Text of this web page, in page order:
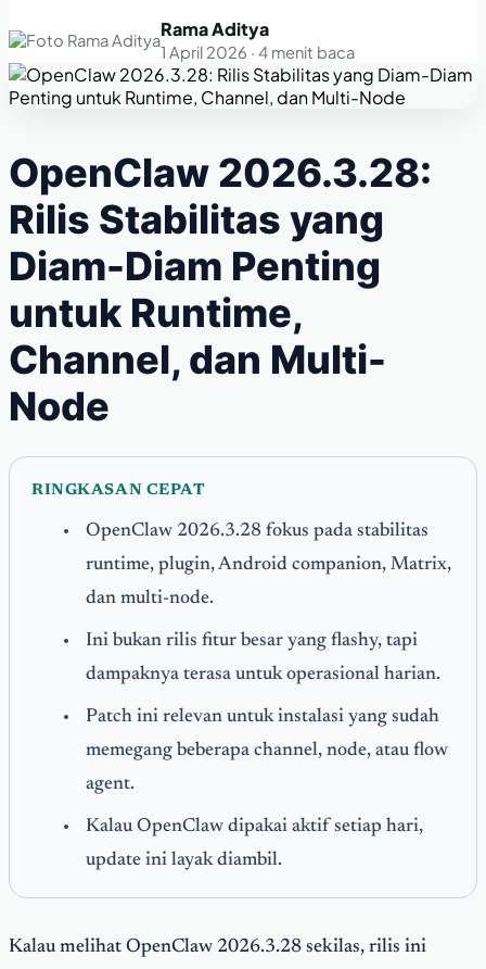
Rama Aditya
1 April 2026 · 4 menit baca
OpenClaw 2026.3.28:
Rilis Stabilitas yang
Diam-Diam Penting
untuk Runtime,
Channel, dan Multi-
Node
RINGKASAN CEPAT
OpenClaw 2026.3.28 fokus pada stabilitas
runtime, plugin, Android companion, Matrix,
dan multi-node.
Ini bukan rilis fitur besar yang flashy, tapi
dampaknya terasa untuk operasional harian.
Patch ini relevan untuk instalasi yang sudah
memegang beberapa channel, node, atau flow
agent.
Kalau OpenClaw dipakai aktif setiap hari,
update ini layak diambil.
Kalau melihat OpenClaw 2026.3.28 sekilas, rilis ini